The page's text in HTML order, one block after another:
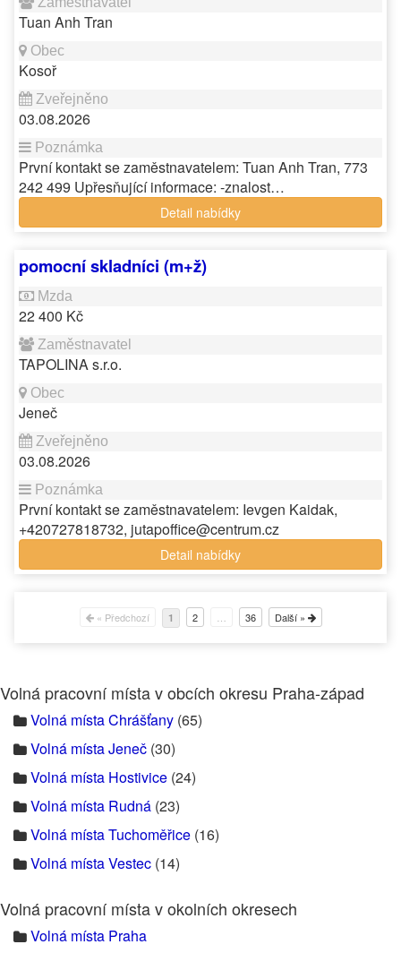
Tuan Anh Tran
Kosoř
03.08.2026
První kontakt se zaměstnavatelem: Tuan Anh Tran, 773
242 499 Upřesňující informace: -znalost…
Detail nabídky
pomocní skladníci (m+ž)
22 400 Kč
TAPOLINA s.r.o.
Jeneč
03.08.2026
První kontakt se zaměstnavatelem: Ievgen Kaidak,
+420727818732, jutapoffice@centrum.cz
Detail nabídky
« Předchozí 1 2 36 Další »
Volná pracovní místa v obcích okresu Praha-západ
Volná místa Chrášťany (65)
Volná místa Jeneč (30)
Volná místa Hostivice (24)
Volná místa Rudná (23)
Volná místa Tuchoměřice (16)
Volná místa Vestec (14)
Volná pracovní místa v okolních okresech
Volná místa Praha